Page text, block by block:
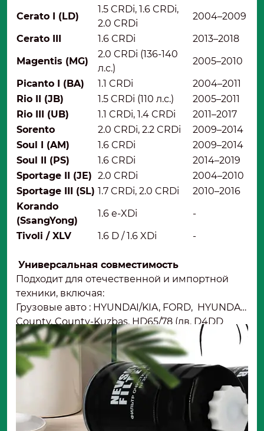
Cerato I (LD)
1.5 CRDi, 1.6 CRDi,
2.0 CRDi
2004–2009
Cerato III
1.6 CRDi
2013–2018
Magentis (MG)
2.0 CRDi (136-140
л.с.)
2005–2010
Picanto I (BA)
1.1 CRDi
2004–2011
Rio II (JB)
1.5 CRDi (110 л.с.)
2005–2011
Rio III (UB)
1.1 CRDi, 1.4 CRDi
2011–2017
Sorento
2.0 CRDi, 2.2 CRDi
2009–2014
Soul I (AM)
1.6 CRDi
2009–2014
Soul II (PS)
1.6 CRDi
2014–2019
Sportage II (JE) 2.0 CRDi
2004–2010
Sportage III (SL) 1.7 CRDi, 2.0 CRDi
2010–2016
Korando
(SsangYong)
1.6 e-XDi
-
Tivoli / XLV
1.6 D / 1.6 XDi -
Универсальная совместимость
Подходит для отечественной и импортной
техники, включая:
Грузовые авто : HYUNDAI/KIA, FORD, HYUNDAI
County, County-Kuzbas, HD65/78 (дв. D4DD
Евро-3); BAW Fenix 1044 (дв. CA4DC2–10E3
Евро–3 (08–)), Fenix 1065 (дв. CA4DC2–10E3
Евро–3 (08–)), Fenix 33462 (дв. CA4DC2–10E3
Евро–3 (–13), CA4DC2–10E4 Евро–4 (13–)), Fenix
3346 (дв. CA4DC2–10E3, Евро–3 (–13), CA4DC2–
10E4 Евро–4 (13–)), 2245 STREET (дв. CA4DC2–
10E3 Евро–3).